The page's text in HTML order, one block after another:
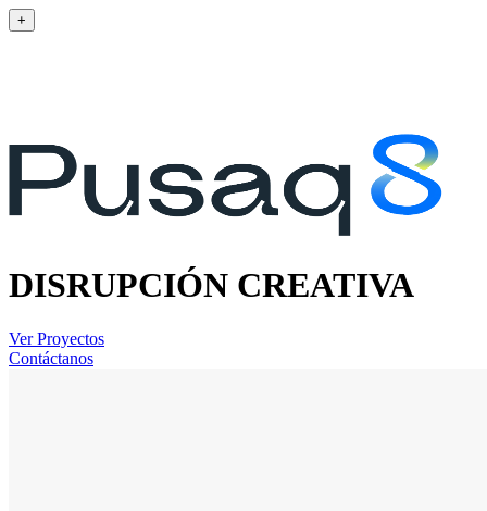
+
DISRUPCIÓN CREATIVA
Ver Proyectos
Contáctanos